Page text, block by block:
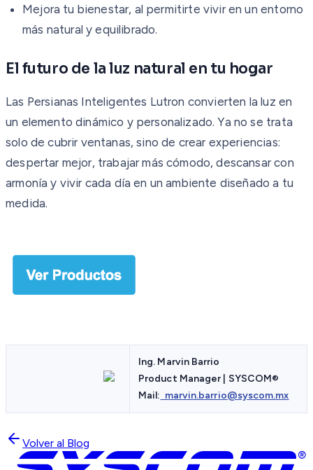
Mejora tu bienestar, al permitirte vivir en un entorno
más natural y equilibrado.
El futuro de la luz natural en tu hogar
Las Persianas Inteligentes Lutron convierten la luz en
un elemento dinámico y personalizado. Ya no se trata
solo de cubrir ventanas, sino de crear experiencias:
despertar mejor, trabajar más cómodo, descansar con
armonía y vivir cada día en un ambiente diseñado a tu
medida.
Ing. Marvin Barrio
Product Manager | SYSCOM®
Mail: marvin.barrio@syscom.mx
Volver al Blog